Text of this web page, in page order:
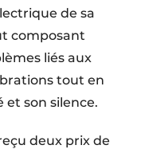
de sa
composant
liés aux
tout en
son silence.
deux prix de